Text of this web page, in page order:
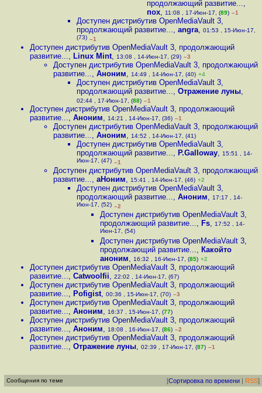
продолжающий развитие...,
пох, 11:08 , 17-Июн-17, (89) –1
Доступен дистрибутив OpenMediaVault 3,
продолжающий развитие..., angra, 01:53 , 15-Июн-17,
(73) –1
Доступен дистрибутив OpenMediaVault 3, продолжающий
развитие..., Linux Mint, 13:08 , 14-Июн-17, (29) –3
Доступен дистрибутив OpenMediaVault 3, продолжающий
развитие..., Аноним, 14:49 , 14-Июн-17, (40) +4
Доступен дистрибутив OpenMediaVault 3,
продолжающий развитие..., Отражение луны,
02:44 , 17-Июн-17, (88) –1
Доступен дистрибутив OpenMediaVault 3, продолжающий
развитие..., Аноним, 14:21 , 14-Июн-17, (36) –1
Доступен дистрибутив OpenMediaVault 3, продолжающий
развитие..., Аноним, 14:52 , 14-Июн-17, (41)
Доступен дистрибутив OpenMediaVault 3,
продолжающий развитие..., P.Galloway, 15:51 , 14-
Июн-17, (47) –1
Доступен дистрибутив OpenMediaVault 3, продолжающий
развитие..., аНоним, 15:41 , 14-Июн-17, (46) +2
Доступен дистрибутив OpenMediaVault 3,
продолжающий развитие..., Аноним, 17:17 , 14-
Июн-17, (52) –2
Доступен дистрибутив OpenMediaVault 3,
продолжающий развитие..., Fs, 17:52 , 14-
Июн-17, (54)
Доступен дистрибутив OpenMediaVault 3,
продолжающий развитие..., Какойто
аноним, 16:32 , 16-Июн-17, (85) +2
Доступен дистрибутив OpenMediaVault 3, продолжающий
развитие..., Catwoolfii, 22:02 , 14-Июн-17, (67)
Доступен дистрибутив OpenMediaVault 3, продолжающий
развитие..., Pofigist, 00:36 , 15-Июн-17, (70) –3
Доступен дистрибутив OpenMediaVault 3, продолжающий
развитие..., Аноним, 16:37 , 15-Июн-17, (77)
Доступен дистрибутив OpenMediaVault 3, продолжающий
развитие..., Аноним, 18:08 , 16-Июн-17, (86) –2
Доступен дистрибутив OpenMediaVault 3, продолжающий
развитие..., Отражение луны, 02:39 , 17-Июн-17, (87) –1
Сообщения по теме [Сортировка по времени | RSS]